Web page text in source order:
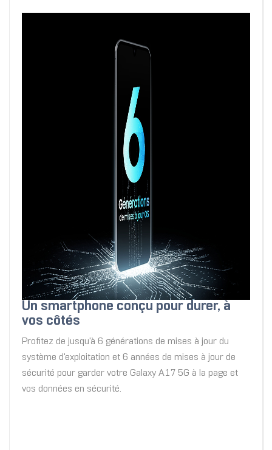
Un smartphone conçu pour durer, à
vos côtés
Profitez de jusqu'à 6 générations de mises à jour du
système d'exploitation et 6 années de mises à jour de
sécurité pour garder votre Galaxy A17 5G à la page et
vos données en sécurité.